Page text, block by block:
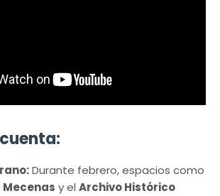
Durante febrero, espacios como
Mecenas y el Archivo Histórico